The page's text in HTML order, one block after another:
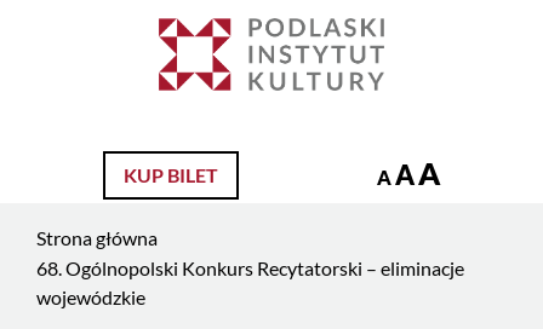
Ogólnopolski
eliminacje
wojewódzkie
KUP BILET AAA
Strona główna
68. Ogólnopolski Konkurs Recytatorski – eliminacje
wojewódzkie